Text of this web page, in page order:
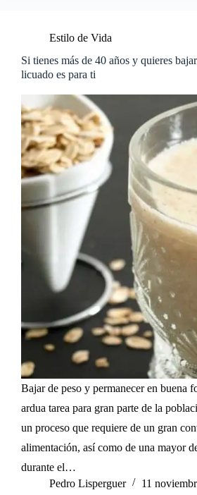
Estilo de Vida
Si tienes más de 40 años y quieres
licuado es para ti
Bajar de peso y permanecer en buena
ardua tarea para gran parte de la
un proceso que requiere de un gran
alimentación, así como de una mayor
durante el…
Pedro Lisperguer
11